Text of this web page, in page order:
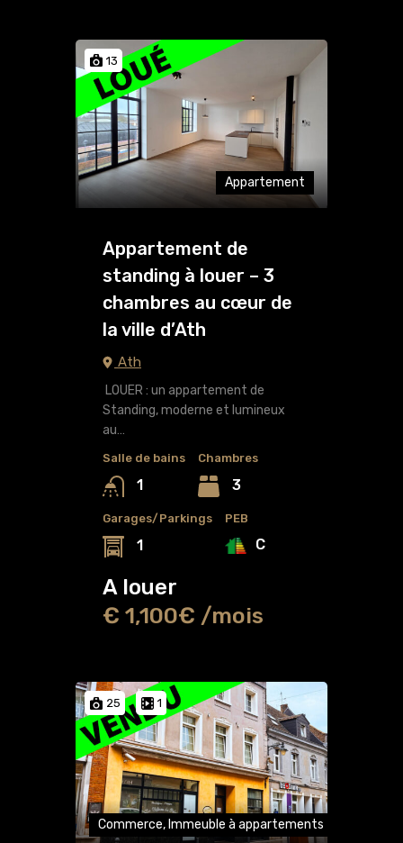
13
Appartement
Appartement de
standing à louer – 3
chambres au cœur de
la ville d’Ath
Ath
LOUER : un appartement de
Standing, moderne et lumineux
au…
Salle de bains
1
Chambres
3
Garages/Parkings
1
PEB
C
A louer
€ 1,100€ /mois
25 1
Commerce, Immeuble à appartements